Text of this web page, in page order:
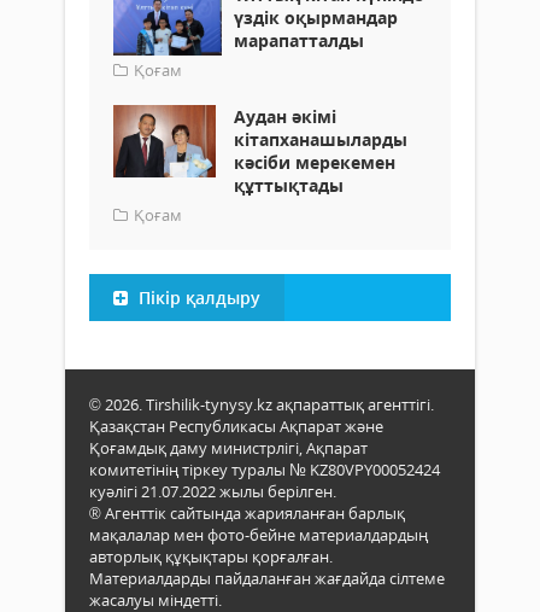
үздік оқырмандар
марапатталды
Қоғам
Аудан әкімі
кітапханашыларды
кәсіби мерекемен
құттықтады
Қоғам
Пікір қалдыру
© 2026. Tirshilik-tynysy.kz ақпараттық агенттігі.
Қазақстан Республикасы Ақпарат және
Қоғамдық даму министрлігі, Ақпарат
комитетінің тіркеу туралы № KZ80VPY00052424
куәлігі 21.07.2022 жылы берілген.
® Агенттік сайтында жарияланған барлық
мақалалар мен фото-бейне материалдардың
авторлық құқықтары қорғалған.
Материалдарды пайдаланған жағдайда сілтеме
жасалуы міндетті.